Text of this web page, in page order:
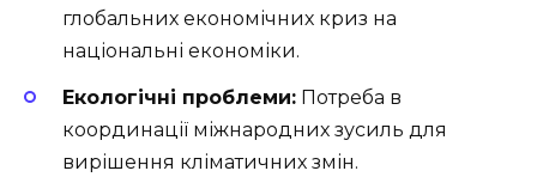
глобальних економічних криз на
національні економіки.
Екологічні проблеми: Потреба в
координації міжнародних зусиль для
вирішення кліматичних змін.